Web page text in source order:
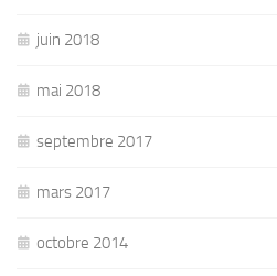
juin 2018
mai 2018
septembre 2017
mars 2017
octobre 2014